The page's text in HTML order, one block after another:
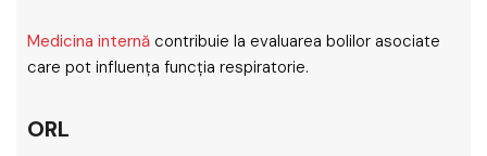
Medicina internă contribuie la evaluarea bolilor asociate
care pot influența funcția respiratorie.
ORL